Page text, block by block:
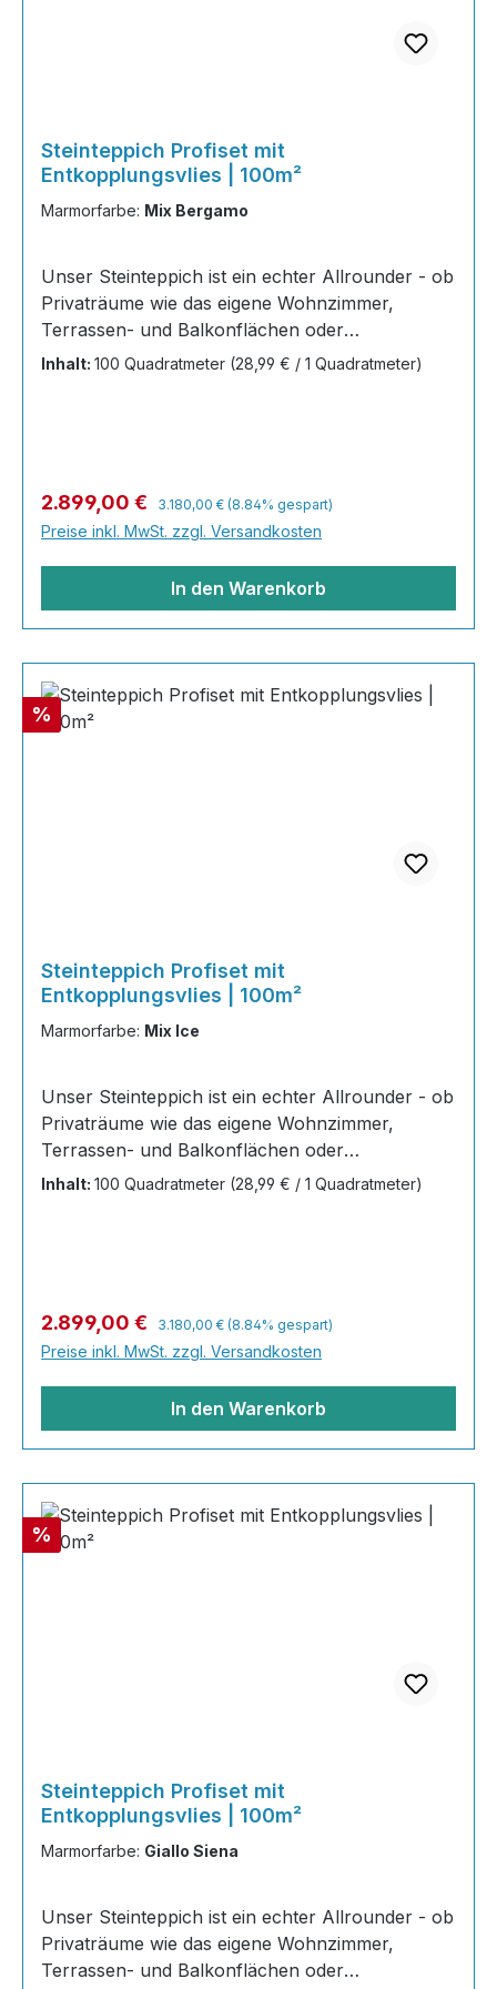
Steinteppich Profiset mit
Entkopplungsvlies | 100m²
Marmorfarbe: Mix Bergamo
Unser Steinteppich ist ein echter Allrounder - ob
Privaträume wie das eigene Wohnzimmer,
Terrassen- und Balkonflächen oder
Gewerbeobjekte und Austellungsräume; unsere
und einfach zu verlegen. Stöbern Sie in unserem
Shop nach Ihrer Lieblingsfarbe und legen Sie
gleich los! Inhalt 40x25kg Marmorsteine 20 kg
Grundierung AT-EG 30 80
Inhalt: 100 Quadratmeter (28,99 € / 1 Quadratmeter)
Verkaufspreis:
2.899,00 € Regulärer Preis:
3.180,00 € (8.84% gespart)
Preise inkl. MwSt. zzgl. Versandkosten
In den Warenkorb
Rabatt
%
Steinteppich Profiset mit
Entkopplungsvlies | 100m²
Marmorfarbe: Mix Ice
Unser Steinteppich ist ein echter Allrounder - ob
Privaträume wie das eigene Wohnzimmer,
Terrassen- und Balkonflächen oder
Gewerbeobjekte und Austellungsräume; unsere
und einfach zu verlegen. Stöbern Sie in unserem
Shop nach Ihrer Lieblingsfarbe und legen Sie
gleich los! Inhalt 40x25kg Marmorsteine 20 kg
Grundierung AT-EG 30 80
Inhalt: 100 Quadratmeter (28,99 € / 1 Quadratmeter)
Verkaufspreis:
2.899,00 € Regulärer Preis:
3.180,00 € (8.84% gespart)
Preise inkl. MwSt. zzgl. Versandkosten
In den Warenkorb
Rabatt
%
Steinteppich Profiset mit
Entkopplungsvlies | 100m²
Marmorfarbe: Giallo Siena
Unser Steinteppich ist ein echter Allrounder - ob
Privaträume wie das eigene Wohnzimmer,
Terrassen- und Balkonflächen oder